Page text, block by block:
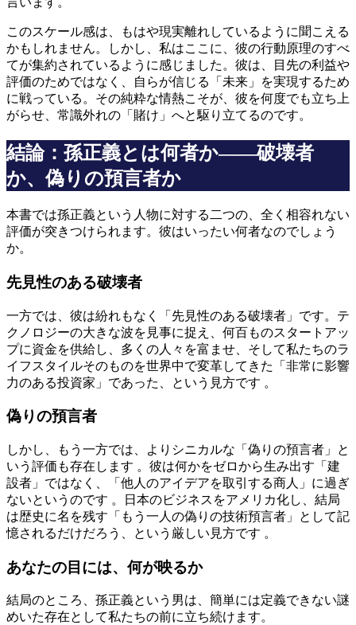
このスケール感は、もはや現実離れしているように聞こえる
かもしれません。しかし、私はここに、彼の行動原理のすべ
てが集約されているように感じました。彼は、目先の利益や
評価のためではなく、自らが信じる「未来」を実現するため
に戦っている。その純粋な情熱こそが、彼を何度でも立ち上
がらせ、常識外れの「賭け」へと駆り立てるのです。
結論：孫正義とは何者か――破壊者
か、偽りの預言者か
本書では孫正義という人物に対する二つの、全く相容れない
評価が突きつけられます。彼はいったい何者なのでしょう
か。
先見性のある破壊者
一方では、彼は紛れもなく「先見性のある破壊者」です。テ
クノロジーの大きな波を見事に捉え、何百ものスタートアッ
プに資金を供給し、多くの人々を富ませ、そして私たちのラ
イフスタイルそのものを世界中で変革してきた「非常に影響
力のある投資家」であった、という見方です 。
偽りの預言者
しかし、もう一方では、よりシニカルな「偽りの預言者」と
いう評価も存在します 。彼は何かをゼロから生み出す「建
設者」ではなく、「他人のアイデアを取引する商人」に過ぎ
ないというのです 。日本のビジネスをアメリカ化し、結局
は歴史に名を残す「もう一人の偽りの技術預言者」として記
憶されるだけだろう、という厳しい見方です 。
あなたの目には、何が映るか
結局のところ、孫正義という男は、簡単には定義できない謎
めいた存在として私たちの前に立ち続けます。